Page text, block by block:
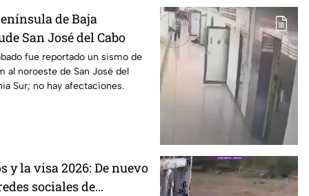
de Baja
San José del Cabo
fue reportado un sismo de
al noroeste de San José del
Sur; no hay afectaciones.
y la visa 2026: De nuevo
sociales de